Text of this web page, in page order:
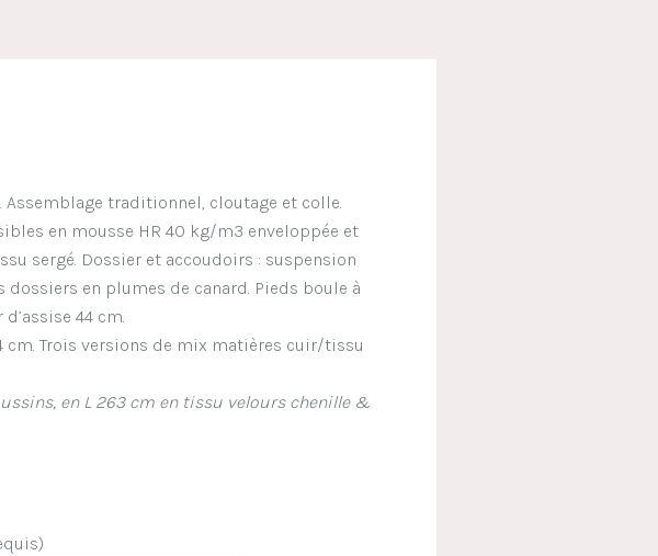
traditionnel, cloutage et colle.
en mousse HR 40 kg/m3 enveloppée et
sergé. Dossier et accoudoirs : suspension
en plumes de canard. Pieds boule à
44 cm.
cm. Trois versions de mix matières cuir/tissu
en L 263 cm en tissu velours chenille &